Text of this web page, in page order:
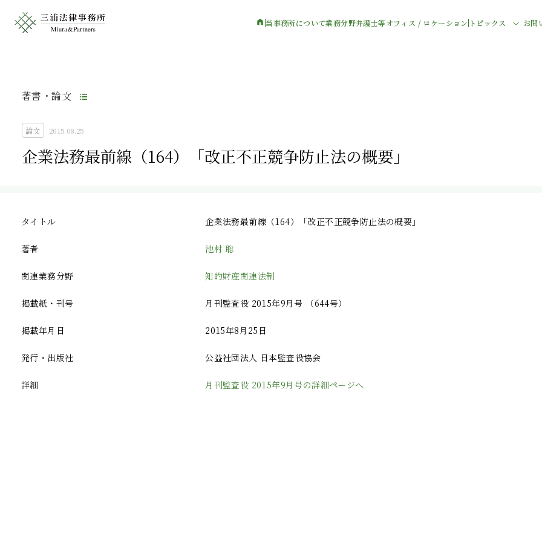
当事務所について業務分野弁護士等オフィス / ロケーション トピックス お問
著書・論文
論文 2015.08.25
企業法務最前線（164）「改正不正競争防止法の概要」
タイトル 企業法務最前線（164）「改正不正競争防止法の概要」
著者 池村 聡
関連業務分野 知的財産関連法制
掲載紙・刊号 月刊監査役 2015年9月号 （644号）
掲載年月日 2015年8月25日
発行・出版社 公益社団法人 日本監査役協会
詳細 月刊監査役 2015年9月号の詳細ページへ